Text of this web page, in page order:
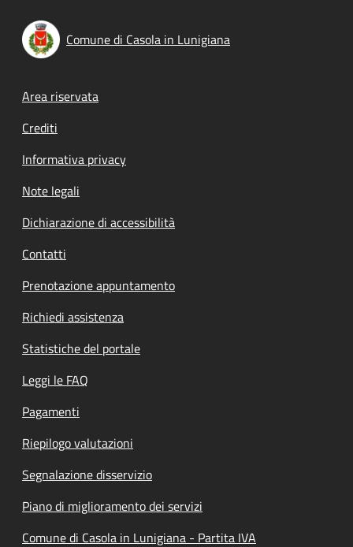
Comune di Casola in Lunigiana
Footer menu
Area riservata
Crediti
Informativa privacy
Note legali
Dichiarazione di accessibilità
Contatti
Prenotazione appuntamento
Richiedi assistenza
Statistiche del portale
Leggi le FAQ
Pagamenti
Riepilogo valutazioni
Segnalazione disservizio
Piano di miglioramento dei servizi
Comune di Casola in Lunigiana - Partita IVA